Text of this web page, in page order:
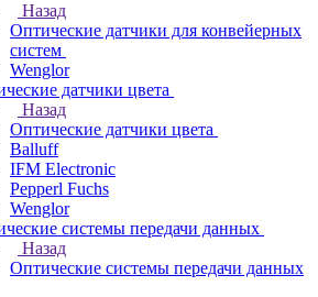
Назад
Оптические датчики для конвейерных
систем
Wenglor
датчики цвета
Назад
Оптические датчики цвета
Balluff
IFM Electronic
Pepperl Fuchs
Wenglor
системы передачи данных
Назад
Оптические системы передачи данных